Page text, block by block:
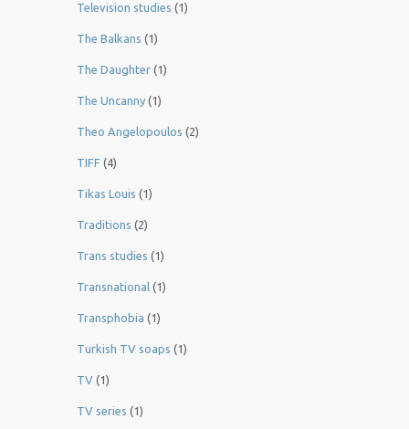
Television studies (1)
The Balkans (1)
The Daughter (1)
The Uncanny (1)
Theo Angelopoulos (2)
TIFF (4)
Tikas Louis (1)
Traditions (2)
Trans studies (1)
Transnational (1)
Transphobia (1)
Turkish TV soaps (1)
TV (1)
TV series (1)